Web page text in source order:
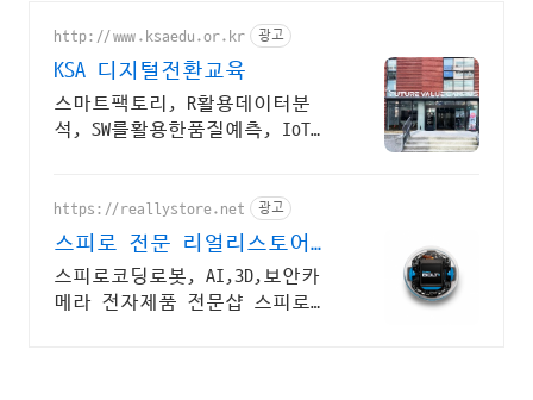
http://www.ksaedu.or.kr 광고
KSA 디지털전환교육
스마트팩토리, R활용데이터분
석, SW를활용한품질예측, IoT센
https://reallystore.net 광고
스피로 전문 리얼리스토어
코딩교육을 쉽고 재밌게
스피로코딩로봇, AI,3D,보안카
메라 전자제품 전문샵 스피로볼